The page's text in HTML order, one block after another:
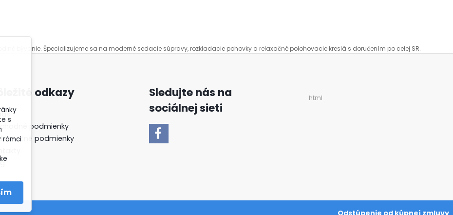
s
rámci
bývanie. Špecializujeme sa na moderné sedacie súpravy, rozkladacie pohovky a relaxačné polohovacie kreslá s doručením po celej SR.
odkazy
podmienky
podmienky
Sledujte nás na
sociálnej sieti
html
Odstúpenie od kúpnej zmluvy